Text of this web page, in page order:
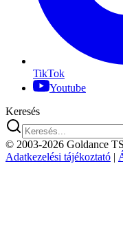
TikTok
Youtube
Keresés
© 2003-2026 Goldance
Adatkezelési tájékoztató |